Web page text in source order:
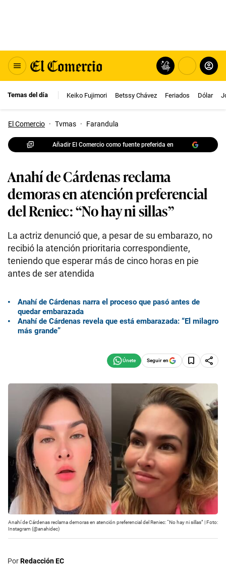
Temas del día Keiko Fujimori Betssy Chávez Feriados Dólar
El Comercio · Tvmas · Farandula
Añadir El Comercio como fuente preferida en
Anahí de Cárdenas reclama
demoras en atención preferencial
del Reniec: “No hay ni sillas”
La actriz denunció que, a pesar de su embarazo, no
recibió la atención prioritaria correspondiente,
teniendo que esperar más de cinco horas en pie
antes de ser atendida
Anahí de Cárdenas narra el proceso que pasó antes de
quedar embarazada
Anahí de Cárdenas revela que está embarazada: “El milagro
más grande”
Seguir en
Anahí de Cárdenas reclama demoras en atención preferencial del Reniec: “No hay ni sillas” | Foto:
Instagram (@anahidec)
PorRedacción EC